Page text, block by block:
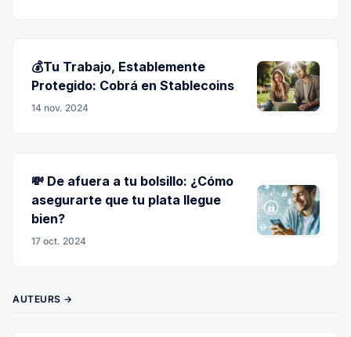
💰Tu Trabajo, Establemente
Protegido: Cobrá en Stablecoins
14 nov. 2024
💸 De afuera a tu bolsillo: ¿Cómo
asegurarte que tu plata llegue
bien?
17 oct. 2024
AUTEURS →